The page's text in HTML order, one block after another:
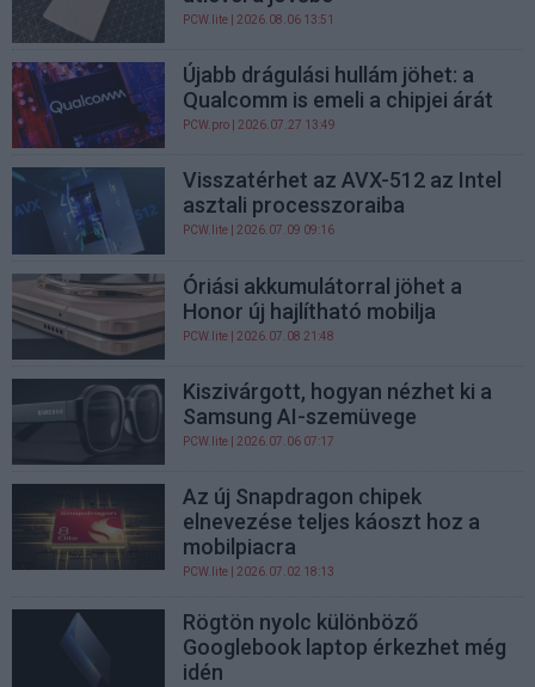
PCW.lite | 2026.08.06 13:51
Újabb drágulási hullám jöhet: a
Qualcomm is emeli a chipjei árát
PCW.pro | 2026.07.27 13:49
Visszatérhet az AVX-512 az Intel
asztali processzoraiba
PCW.lite | 2026.07.09 09:16
Óriási akkumulátorral jöhet a
Honor új hajlítható mobilja
PCW.lite | 2026.07.08 21:48
Kiszivárgott, hogyan nézhet ki a
Samsung AI-szemüvege
PCW.lite | 2026.07.06 07:17
Az új Snapdragon chipek
elnevezése teljes káoszt hoz a
mobilpiacra
PCW.lite | 2026.07.02 18:13
Rögtön nyolc különböző
Googlebook laptop érkezhet még
idén